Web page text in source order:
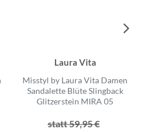
Laura Vita
Misstyl by Laura Vita Damen
Sandalette Blüte Slingback
Glitzerstein MIRA 05
statt 59,95 €